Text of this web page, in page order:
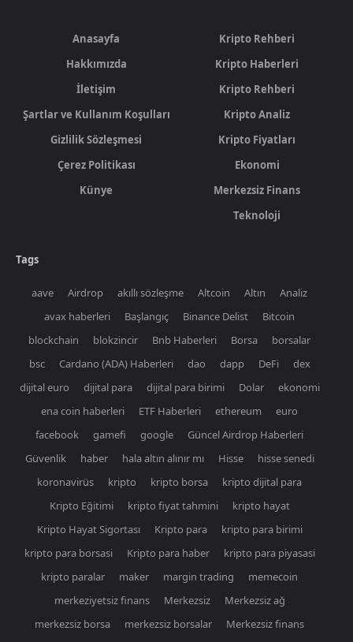
Anasayfa
Hakkımızda
İletişim
Şartlar ve Kullanım Koşulları
Gizlilik Sözleşmesi
Çerez Politikası
Künye
Kripto Rehberi
Kripto Haberleri
Kripto Rehberi
Kripto Analiz
Kripto Fiyatları
Ekonomi
Merkezsiz Finans
Teknoloji
Tags
aave Airdrop akıllı sözleşme Altcoin Altın
Analiz
avax haberleri
Başlangıç Binance Delist
Bitcoin
blockchain
blokzincir Bnb Haberleri Borsa
borsalar
bsc
Cardano (ADA) Haberleri dao dapp DeFi
dex
dijital euro
dijital para dijital para birimi Dolar
ekonomi
ena coin haberleri
ETF Haberleri ethereum
euro
facebook
gamefi google
Güncel Airdrop Haberleri
Güvenlik
haber hala altın alınır mı Hisse
hisse senedi
koronavirüs
kripto kripto borsa
kripto dijital para
Kripto Eğitimi
kripto fiyat tahmini
kripto hayat
Kripto Hayat Sigortası
Kripto para
kripto para birimi
kripto para borsasi
Kripto para haber
kripto para piyasasi
kripto paralar
maker margin trading
memecoin
merkeziyetsiz finans
Merkezsiz
Merkezsiz ağ
merkezsiz borsa
merkezsiz borsalar
Merkezsiz finans